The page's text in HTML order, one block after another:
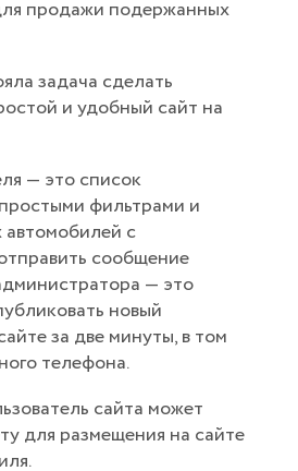
продажи подержанных
задача сделать
и удобный сайт на
— это список
фильтрами и
автомобилей с
сообщение
— это
новый
за две минуты, в том
телефона.
сайта может
для размещения на сайте